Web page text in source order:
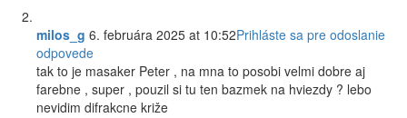
milos_g 6. februára 2025 at 10:52Prihláste sa pre odoslanie
odpovede
tak to je masaker Peter , na mna to posobi velmi dobre aj
farebne , super , pouzil si tu ten bazmek na hviezdy ? lebo
nevidim difrakcne križe